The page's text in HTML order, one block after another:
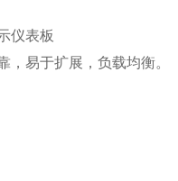
仪表板
易于扩展，负载均衡。